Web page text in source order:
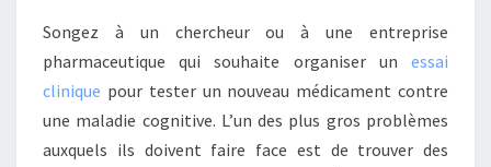
Songez à un chercheur ou à une entreprise
pharmaceutique qui souhaite organiser un essai
clinique pour tester un nouveau médicament contre
une maladie cognitive. L’un des plus gros problèmes
auxquels ils doivent faire face est de trouver des